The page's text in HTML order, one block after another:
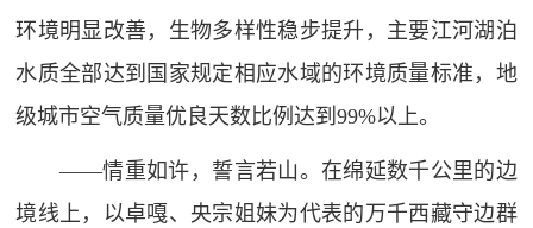
环境明显改善，生物多样性稳步提升，主要江河湖泊
水质全部达到国家规定相应水域的环境质量标准，地
级城市空气质量优良天数比例达到99%以上。
——情重如许，誓言若山。在绵延数千公里的边
境线上，以卓嘎、央宗姐妹为代表的万千西藏守边群